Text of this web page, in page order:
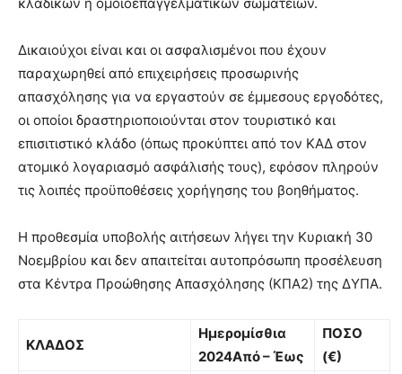
Δικαιούχοι είναι και οι ασφαλισμένοι που έχουν
παραχωρηθεί από επιχειρήσεις προσωρινής
απασχόλησης για να εργαστούν σε έμμεσους εργοδότες,
οι οποίοι δραστηριοποιούνται στον τουριστικό και
επισιτιστικό κλάδο (όπως προκύπτει από τον ΚΑΔ στον
ατομικό λογαριασμό ασφάλισής τους), εφόσον πληρούν
τις λοιπές προϋποθέσεις χορήγησης του βοηθήματος.
Η προθεσμία υποβολής αιτήσεων λήγει την Κυριακή 30
Νοεμβρίου και δεν απαιτείται αυτοπρόσωπη προσέλευση
στα Κέντρα Προώθησης Απασχόλησης (ΚΠΑ2) της ΔΥΠΑ.
ΚΛΑΔΟΣ
Ημερομίσθια
2024Από – Έως
ΠΟΣΟ
(€)